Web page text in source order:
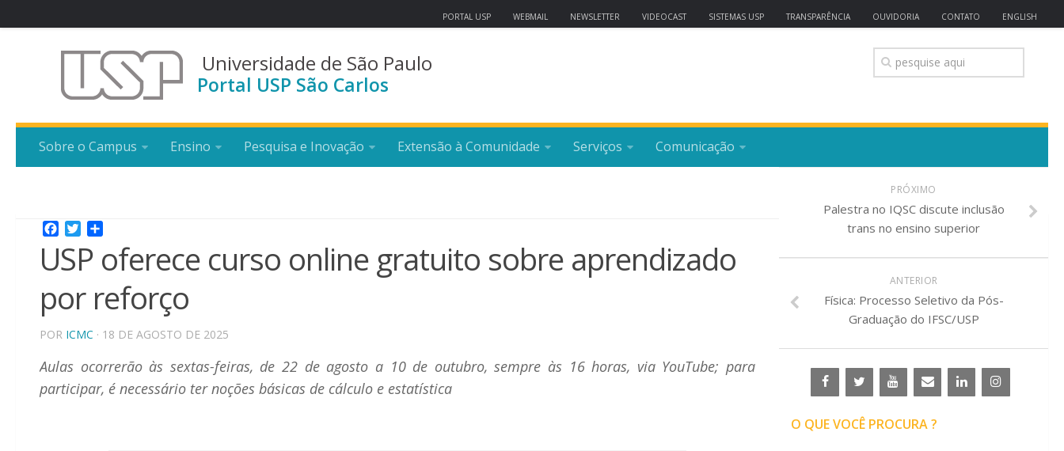
PORTAL USP WEBMAIL NEWSLETTER VIDEOCAST SISTEMAS USP TRANSPARÊNCIA OUVIDORIA CONTATO ENGLISH
Universidade de São Paulo
Portal USP São Carlos
Sobre o Campus Ensino Pesquisa e Inovação Extensão à Comunidade Serviços Comunicação
Facebook
Twitter
USP oferece curso online gratuito sobre aprendizado
por reforço
POR ICMC · 18 DE AGOSTO DE 2025
Aulas ocorrerão às sextas-feiras, de 22 de agosto a 10 de outubro, sempre às 16 horas, via YouTube; para
participar, é necessário ter noções básicas de cálculo e estatística
PRÓXIMO
Palestra no IQSC discute inclusão
trans no ensino superior
ANTERIOR
Física: Processo Seletivo da Pós-
Graduação do IFSC/USP
O QUE VOCÊ PROCURA ?